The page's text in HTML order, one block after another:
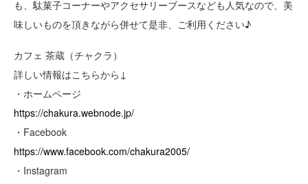
も、駄菓子コーナーやアクセサリーブースなども人気なので、美
味しいものを頂きながら併せて是非、ご利用ください♪
カフェ 茶蔵（チャクラ）
詳しい情報はこちらから↓
・ホームページ
https://chakura.webnode.jp/
・Facebook
https://www.facebook.com/chakura2005/
・Instagram